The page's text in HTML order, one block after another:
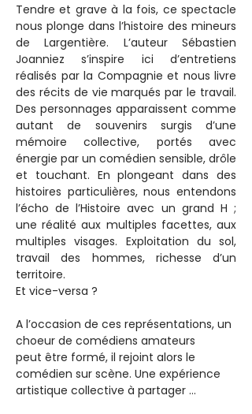
Tendre et grave à la fois, ce spectacle
nous plonge dans l’histoire des mineurs
de Largentière. L’auteur Sébastien
Joanniez s’inspire ici d’entretiens
réalisés par la Compagnie et nous livre
des récits de vie marqués par le travail.
Des personnages apparaissent comme
autant de souvenirs surgis d’une
mémoire collective, portés avec
énergie par un comédien sensible, drôle
et touchant. En plongeant dans des
histoires particulières, nous entendons
l’écho de l’Histoire avec un grand H ;
une réalité aux multiples facettes, aux
multiples visages. Exploitation du sol,
travail des hommes, richesse d’un
territoire.
Et vice-versa ?
A l’occasion de ces représentations, un
choeur de comédiens amateurs
peut être formé, il rejoint alors le
comédien sur scène. Une expérience
artistique collective à partager ...